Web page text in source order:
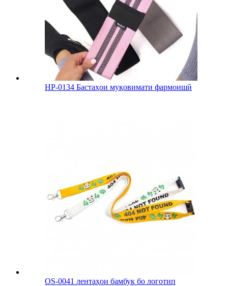
HP-0134 Бастаҳои муқовимати фармоишӣ
OS-0041 лентаҳои бамбук бо логотип